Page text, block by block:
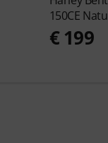
150CE
€ 199